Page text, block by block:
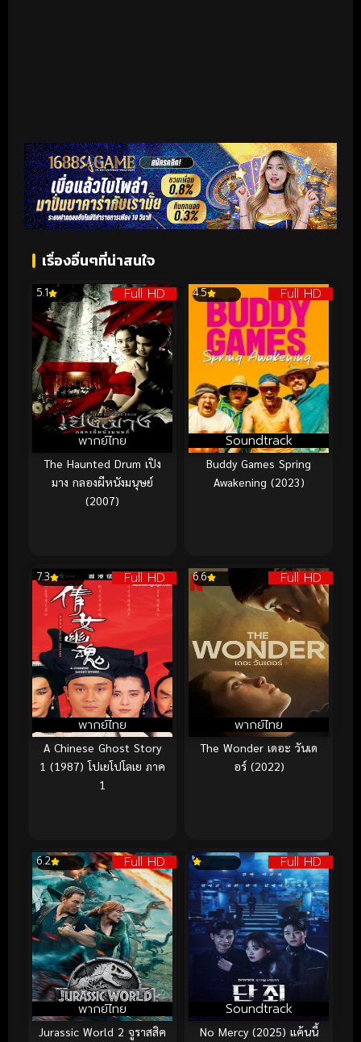
เรื่องอื่นๆที่น่าสนใจ
Full HD
พากย์ไทย
5.1
The Haunted Drum เปิง
มาง กลองผีหนังมนุษย์
(2007)
Full HD
Soundtrack
4.5
Buddy Games Spring
Awakening (2023)
Full HD
พากย์ไทย
7.3
A Chinese Ghost Story
1 (1987) โปเยโปโลเย ภาค
1
Full HD
พากย์ไทย
6.6
The Wonder เดอะ วันเด
อร์ (2022)
Full HD
พากย์ไทย
6.2
Jurassic World 2 จูราสสิค
Full HD
Soundtrack
No Mercy (2025) แค้นนี้